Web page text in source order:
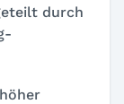
durch